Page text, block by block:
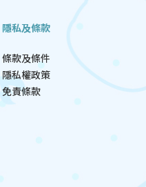
隱私及條款
條款及條件
隱私權政策
免責條款